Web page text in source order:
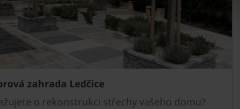
zahrada Ledčice
o rekonstrukci střechy vašeho domu?